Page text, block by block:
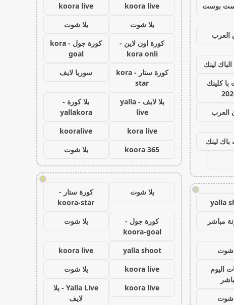
بوست
لينك
كلينك
العرب
باك لينك
!
yalla
مباشر
شوت
اليوم
شوت
koora live
koora live
يلا شوت
يلا شوت
كورة اون لاين -
kora onli
كورة جول - kora
goal
كورة ستار - kora
star
سوريا لايف
يلا لايف - yalla
live
يلا كورة -
yallakora
kora live
kooralive
koora 365
يلا شوت
!
يلا شوت
كورة ستار -
koora-star
كورة جول -
koora-goal
يلا شوت
yalla shoot
koora live
koora live
يلا شوت
koora live
Yalla Live - يلا
لايف